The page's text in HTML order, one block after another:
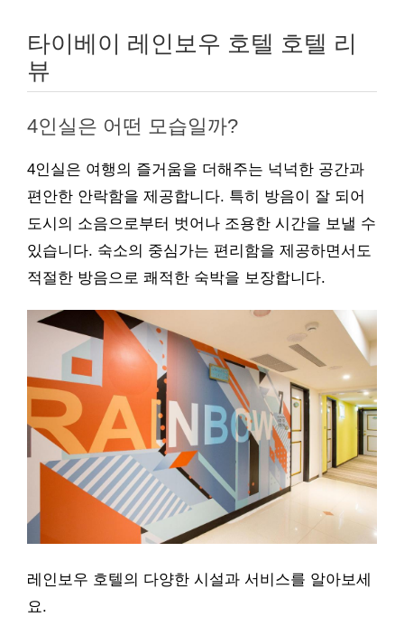
타이베이 레인보우 호텔 호텔 리
뷰
4인실은 어떤 모습일까?
4인실은 여행의 즐거움을 더해주는 넉넉한 공간과
편안한 안락함을 제공합니다. 특히 방음이 잘 되어
도시의 소음으로부터 벗어나 조용한 시간을 보낼 수
있습니다. 숙소의 중심가는 편리함을 제공하면서도
적절한 방음으로 쾌적한 숙박을 보장합니다.
레인보우 호텔의 다양한 시설과 서비스를 알아보세
요.